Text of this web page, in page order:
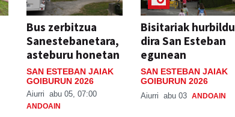
Bus zerbitzua
Sanestebanetara,
asteburu honetan
SAN ESTEBAN JAIAK
GOIBURUN 2026
Aiurri abu 05, 07:00
ANDOAIN
Bisitariak hurbildu
dira San Esteban
egunean
SAN ESTEBAN JAIAK
GOIBURUN 2026
Aiurri abu 03 ANDOAIN